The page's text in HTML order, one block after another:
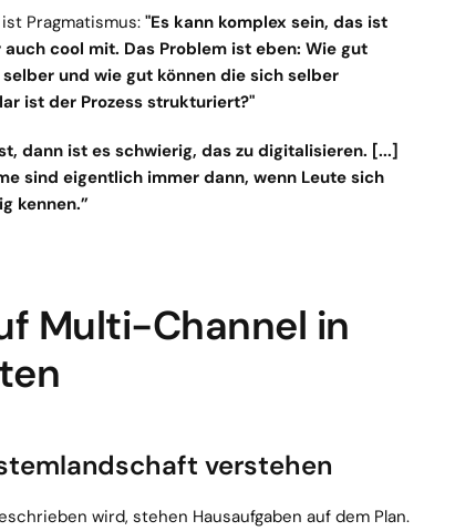
Pragmatismus: "Es kann komplex sein, das ist
cool mit. Das Problem ist eben: Wie gut
und wie gut können die sich selber
ist der Prozess strukturiert?"
dann ist es schwierig, das zu digitalisieren. [...]
sind eigentlich immer dann, wenn Leute sich
kennen.”
Multi-Channel in
verstehen
wird, stehen Hausaufgaben auf dem Plan.